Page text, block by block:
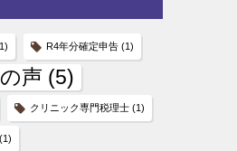
R4年分確定申告 (1)
声 (5)
クリニック専門税理士 (1)
(1)